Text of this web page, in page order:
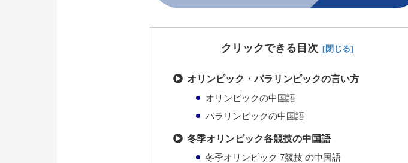
クリックできる目次
オリンピック・パラリンピックの言い方
オリンピックの中国語
パラリンピックの中国語
冬季オリンピック各競技の中国語
冬季オリンピック 7競技 の中国語